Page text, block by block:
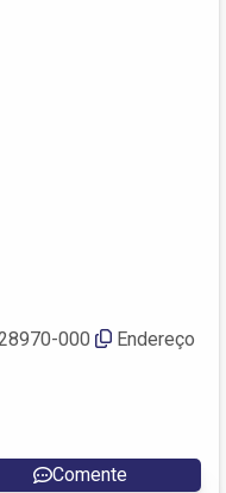
000
Endereço
Comente